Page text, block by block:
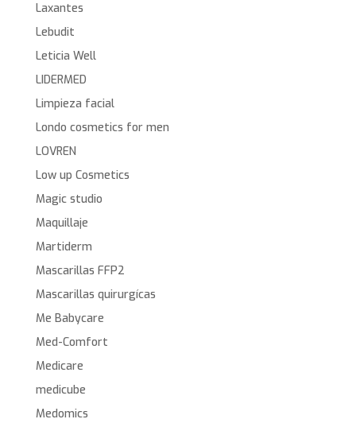
Laxantes
Lebudit
Leticia Well
LIDERMED
Limpieza facial
Londo cosmetics for men
LOVREN
Low up Cosmetics
Magic studio
Maquillaje
Martiderm
Mascarillas FFP2
Mascarillas quirurgícas
Me Babycare
Med-Comfort
Medicare
medicube
Medomics